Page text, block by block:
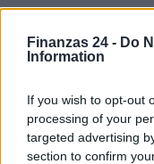
Finanzas 24 - Do
Information
If you wish to opt-out
processing of your
targeted advertising
section to confirm